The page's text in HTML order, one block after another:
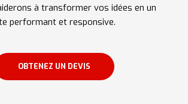
à transformer vos idées en un
performant et responsive.
OBTENEZ UN DEVIS